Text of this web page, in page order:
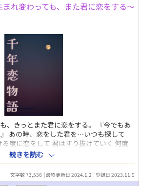
れ変わっても、また君に恋をする～
、きっとまた君に恋をする。 『今でもあ
あの時、恋をした君を…いつも探して
度に恋をして 君はすり抜けていく 何度
つけ出して 何度だって恋をする ふたりの
ふたりはこの運命に気が付けるのか？ 数
表現あり。
続きを読む
文字数 73,536 最終更新日 2024.1.2 登録日 2023.11.9